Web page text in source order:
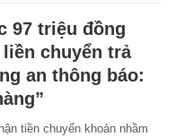
97 triệu đồng
chuyển trả
an thông báo:
tiền chuyển khoản nhầm